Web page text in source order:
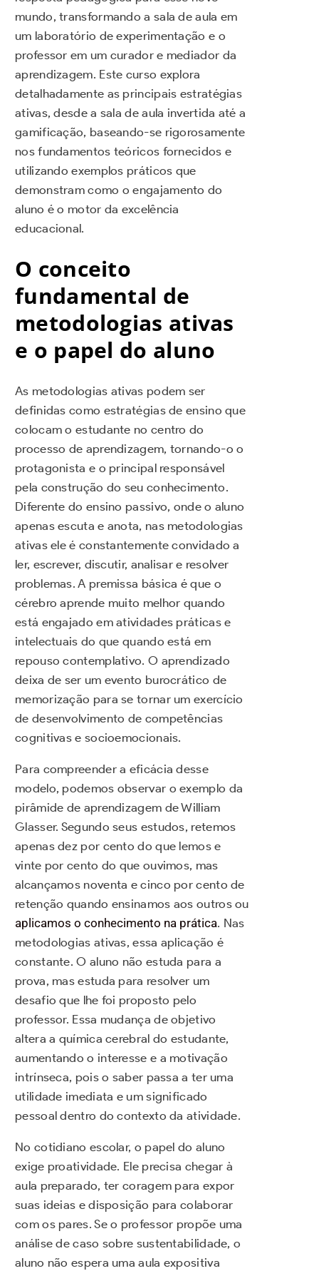
mundo, transformando a sala de aula em
um laboratório de experimentação e o
professor em um curador e mediador da
aprendizagem. Este curso explora
detalhadamente as principais estratégias
ativas, desde a sala de aula invertida até a
gamificação, baseando-se rigorosamente
nos fundamentos teóricos fornecidos e
utilizando exemplos práticos que
demonstram como o engajamento do
aluno é o motor da excelência
educacional.
O conceito
fundamental de
metodologias ativas
e o papel do aluno
As metodologias ativas podem ser
definidas como estratégias de ensino que
colocam o estudante no centro do
processo de aprendizagem, tornando-o o
protagonista e o principal responsável
pela construção do seu conhecimento.
Diferente do ensino passivo, onde o aluno
apenas escuta e anota, nas metodologias
ativas ele é constantemente convidado a
ler, escrever, discutir, analisar e resolver
problemas. A premissa básica é que o
cérebro aprende muito melhor quando
está engajado em atividades práticas e
intelectuais do que quando está em
repouso contemplativo. O aprendizado
deixa de ser um evento burocrático de
memorização para se tornar um exercício
de desenvolvimento de competências
cognitivas e socioemocionais.
Para compreender a eficácia desse
modelo, podemos observar o exemplo da
pirâmide de aprendizagem de William
Glasser. Segundo seus estudos, retemos
apenas dez por cento do que lemos e
vinte por cento do que ouvimos, mas
alcançamos noventa e cinco por cento de
retenção quando ensinamos aos outros ou
aplicamos o conhecimento na prática. Nas
metodologias ativas, essa aplicação é
constante. O aluno não estuda para a
prova, mas estuda para resolver um
desafio que lhe foi proposto pelo
professor. Essa mudança de objetivo
altera a química cerebral do estudante,
aumentando o interesse e a motivação
intrínseca, pois o saber passa a ter uma
utilidade imediata e um significado
pessoal dentro do contexto da atividade.
No cotidiano escolar, o papel do aluno
exige proatividade. Ele precisa chegar à
aula preparado, ter coragem para expor
suas ideias e disposição para colaborar
com os pares. Se o professor propõe uma
análise de caso sobre sustentabilidade, o
aluno não espera uma aula expositiva